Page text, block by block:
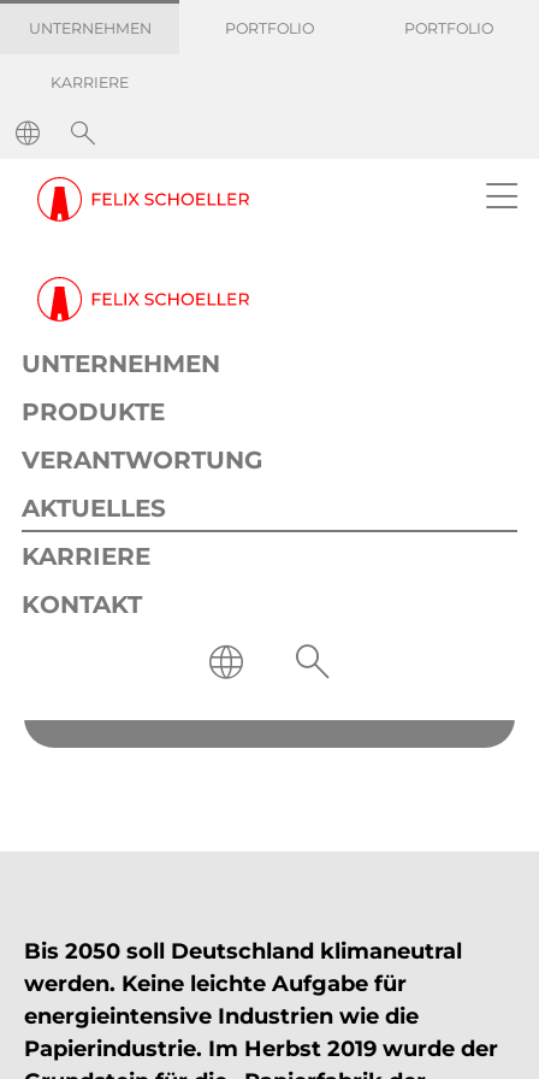
UNTERNEHMEN PORTFOLIO PORTFOLIO
KARRIERE
UNTERNEHMEN
PRODUKTE
VERANTWORTUNG
AKTUELLES
KARRIERE
KONTAKT
26. November 2020 1 min
Gemeinsam für eine nachhaltige
Zukunft: Modellfabrik Papier sucht
Bis 2050 soll Deutschland klimaneutral
werden. Keine leichte Aufgabe für
energieintensive Industrien wie die
Papierindustrie. Im Herbst 2019 wurde der